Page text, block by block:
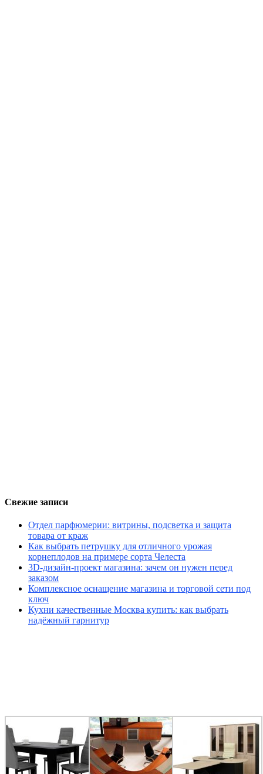
Свежие записи
Отдел парфюмерии: витрины, подсветка и защита
товара от краж
Как выбрать петрушку для отличного урожая
корнеплодов на примере сорта Челеста
3D-дизайн-проект магазина: зачем он нужен перед
заказом
Комплексное оснащение магазина и торговой сети под
ключ
Кухни качественные Москва купить: как выбрать
надёжный гарнитур